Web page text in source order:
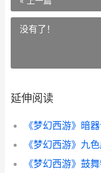
没有了！
延伸阅读
《梦幻西游》暗
《梦幻西游》鼓